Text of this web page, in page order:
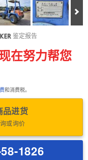
Inspection
鉴定报告
在努力帮您
和消费税。
品进货
或询价
1826